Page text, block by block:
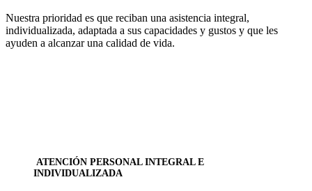
Nuestra prioridad es que reciban una asistencia integral,
individualizada, adaptada a sus capacidades y gustos y que les
ayuden a alcanzar una calidad de vida.
ATENCIÓN PERSONAL INTEGRAL E
INDIVIDUALIZADA